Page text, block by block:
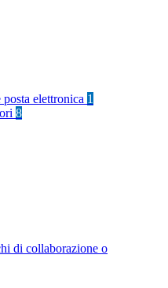
elettronica 1
8
di collaborazione o